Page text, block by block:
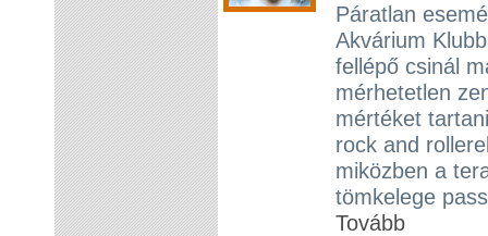
Páratlan
Akvárium
fellépő csinál
mérhetetlen
mértéket
rock and
miközben a
tömkelege
Tovább